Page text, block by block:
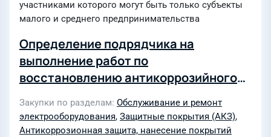
участниками которого могут быть только субъекты
малого и среднего предпринимательства
Определение подрядчика на
выполнение работ по
восстановлению антикоррозийного
покрытия опор ВЛ 110 кВ для нужд
филиала ПАО «Россети Московский
регион» - Новая Москва в 2027 г
Закупки по разделам Обслуживание и ремонт
электрооборудования, Защитные покрытия (АКЗ),
Антикоррозионная защита, нанесение покрытий